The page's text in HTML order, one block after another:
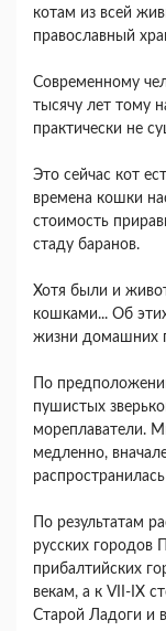
котам из всей
православный
Современному
тысячу лет тому
практически не
Это сейчас кот
времена кошки
стоимость
стаду баранов.
Хотя были и
кошками... Об
жизни домашних
По
пушистых
мореплаватели.
медленно,
По результатам
русских городов
прибалтийских
векам, а к VII-IX
Старой Ладоги и